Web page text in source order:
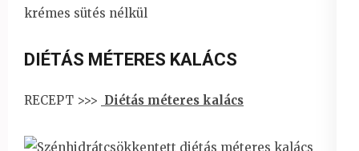
DIÉTÁS MÉTERES KALÁCS
RECEPT >>> Diétás méteres kalács